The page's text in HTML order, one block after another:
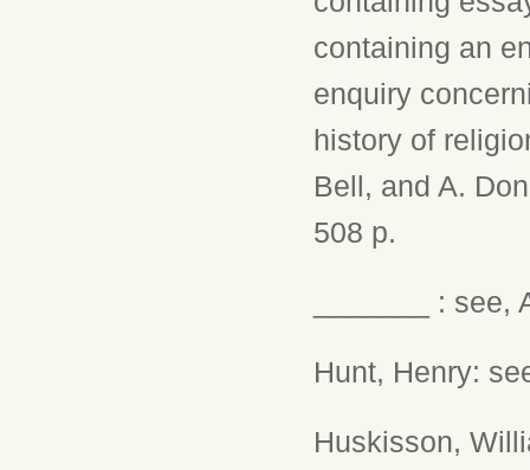
containing an
enquiry
history of
Bell, and A.
508 p.
_______ :
Hunt, Henry:
Huskisson,